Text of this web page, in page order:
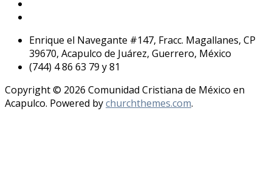
Enrique el Navegante #147, Fracc. Magallanes, CP
39670, Acapulco de Juárez, Guerrero, México
(744) 4 86 63 79 y 81
Copyright © 2026 Comunidad Cristiana de México en
Acapulco. Powered bychurchthemes.com.